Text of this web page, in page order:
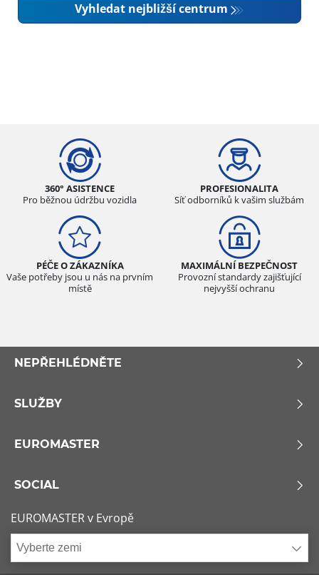
Vyhledat nejbližší centrum
360° ASISTENCE
Pro běžnou údržbu vozidla
PROFESIONALITA
Síť odborníků k vašim službám
PÉČE O ZÁKAZNÍKA
Vaše potřeby jsou u nás na prvním
místě
MAXIMÁLNÍ BEZPEČNOST
Provozní standardy zajišťující
nejvyšší ochranu
NEPŘEHLÉDNĚTE
SLUŽBY
EUROMASTER
SOCIAL
EUROMASTER v Evropě
Vyberte zemi